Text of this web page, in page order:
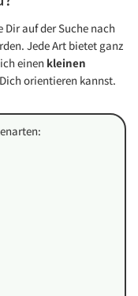
Dir auf der Suche nach
Jede Art bietet ganz
einen kleinen
orientieren kannst.